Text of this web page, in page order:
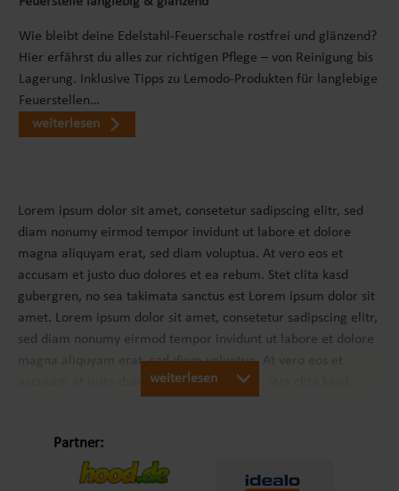
Wie bleibt deine Edelstahl-Feuerschale rostfrei und glänzend?
Hier erfährst du alles zur richtigen Pflege – von Reinigung bis
Lagerung. Inklusive Tipps zu Lemodo-Produkten für langlebige
Feuerstellen…
weiterlesen
Lorem ipsum dolor sit amet, consetetur sadipscing elitr, sed
diam nonumy eirmod tempor invidunt ut labore et dolore
magna aliquyam erat, sed diam voluptua. At vero eos et
accusam et justo duo dolores et ea rebum. Stet clita kasd
gubergren, no sea takimata sanctus est Lorem ipsum dolor sit
amet. Lorem ipsum dolor sit amet, consetetur sadipscing elitr,
sed diam nonumy eirmod tempor invidunt ut labore et dolore
magna aliquyam erat, sed diam voluptua. At vero eos et
accusam et justo duo dolores et ea rebum. Stet clita kasd
Lorem ipsum dolor sit amet, consetetur sadipscing elitr, sed
weiterlesen
Partner: